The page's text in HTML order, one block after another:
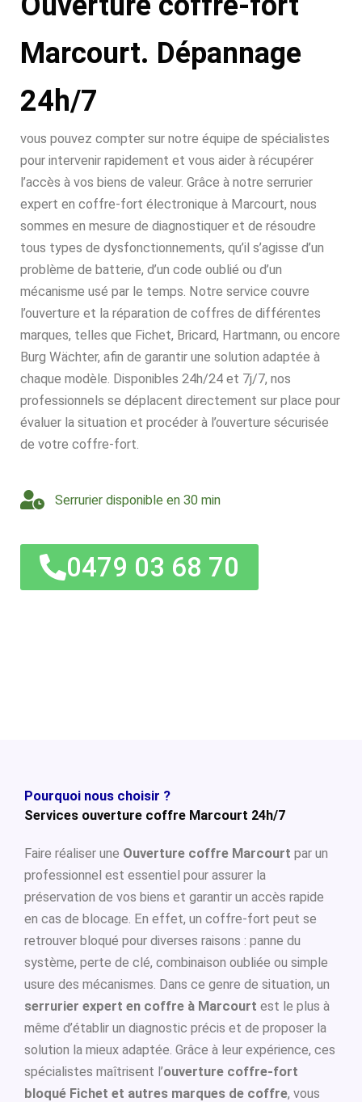
Marcourt. Dépannage
24h/7
vous pouvez compter sur notre équipe de spécialistes
pour intervenir rapidement et vous aider à récupérer
l’accès à vos biens de valeur. Grâce à notre serrurier
expert en coffre-fort électronique à Marcourt, nous
sommes en mesure de diagnostiquer et de résoudre
tous types de dysfonctionnements, qu’il s’agisse d’un
problème de batterie, d’un code oublié ou d’un
mécanisme usé par le temps. Notre service couvre
l’ouverture et la réparation de coffres de différentes
marques, telles que Fichet, Bricard, Hartmann, ou encore
Burg Wächter, afin de garantir une solution adaptée à
chaque modèle. Disponibles 24h/24 et 7j/7, nos
professionnels se déplacent directement sur place pour
évaluer la situation et procéder à l’ouverture sécurisée
de votre coffre-fort.
Serrurier disponible en 30 min
0479 03 68 70
Pourquoi nous choisir ?
Services ouverture coffre Marcourt 24h/7
Faire réaliser une Ouverture coffre Marcourt par un
professionnel est essentiel pour assurer la
préservation de vos biens et garantir un accès rapide
en cas de blocage. En effet, un coffre-fort peut se
retrouver bloqué pour diverses raisons : panne du
système, perte de clé, combinaison oubliée ou simple
usure des mécanismes. Dans ce genre de situation, un
serrurier expert en coffre à Marcourt est le plus à
même d’établir un diagnostic précis et de proposer la
solution la mieux adaptée. Grâce à leur expérience, ces
spécialistes maîtrisent l’ouverture coffre-fort
bloqué Fichet et autres marques de coffre, vous